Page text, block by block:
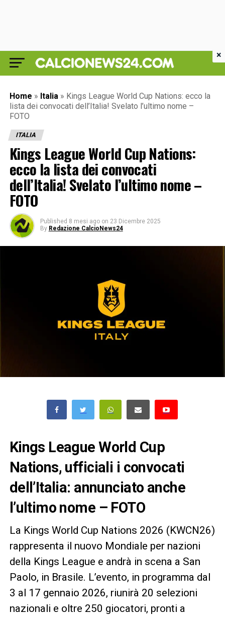
Home » Italia » Kings League World Cup Nations: ecco la
lista dei convocati dell’Italia! Svelato l’ultimo nome –
FOTO
ITALIA
Kings League World Cup Nations:
ecco la lista dei convocati
dell’Italia! Svelato l’ultimo nome –
FOTO
Published 8 mesi ago on 23 Dicembre 2025
By Redazione CalcioNews24
Kings League World Cup
Nations, ufficiali i convocati
dell’Italia: annunciato anche
l’ultimo nome – FOTO
La Kings World Cup Nations 2026 (KWCN26)
rappresenta il nuovo Mondiale per nazioni
della Kings League e andrà in scena a San
Paolo, in Brasile. L’evento, in programma dal
3 al 17 gennaio 2026, riunirà 20 selezioni
nazionali e oltre 250 giocatori, pronti a
×